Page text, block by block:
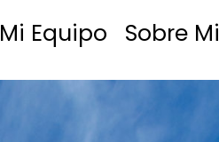
Mi Equipo Sobre Mi